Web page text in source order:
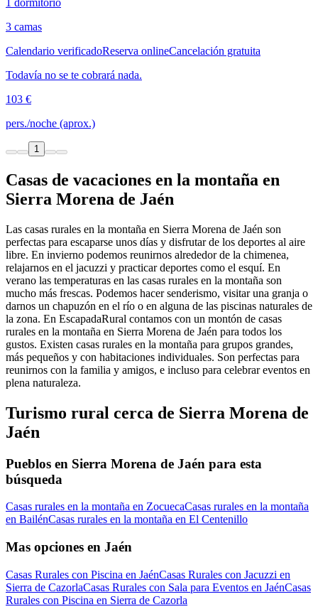
3 camas
Calendario verificadoReserva onlineCancelación gratuita
Todavía no se te cobrará nada.
103 €
pers./noche (aprox.)
1
Casas de vacaciones en la montaña en
Sierra Morena de Jaén
Las casas rurales en la montaña en Sierra Morena de Jaén son
perfectas para escaparse unos días y disfrutar de los deportes al aire
libre. En invierno podemos reunirnos alrededor de la chimenea,
relajarnos en el jacuzzi y practicar deportes como el esquí. En
verano las temperaturas en las casas rurales en la montaña son
mucho más frescas. Podemos hacer senderismo, visitar una granja o
darnos un chapuzón en el río o en alguna de las piscinas naturales de
la zona. En EscapadaRural contamos con un montón de casas
rurales en la montaña en Sierra Morena de Jaén para todos los
gustos. Existen casas rurales en la montaña para grupos grandes,
más pequeños y con habitaciones individuales. Son perfectas para
reunirnos con la familia y amigos, e incluso para celebrar eventos en
plena naturaleza.
Turismo rural cerca de Sierra Morena de
Jaén
Pueblos en Sierra Morena de Jaén para esta
búsqueda
Casas rurales en la montaña en ZocuecaCasas rurales en la montaña
en BailénCasas rurales en la montaña en El Centenillo
Mas opciones en Jaén
Casas Rurales con Piscina en JaénCasas Rurales con Jacuzzi en
Sierra de CazorlaCasas Rurales con Sala para Eventos en JaénCasas
Rurales con Piscina en Sierra de Cazorla